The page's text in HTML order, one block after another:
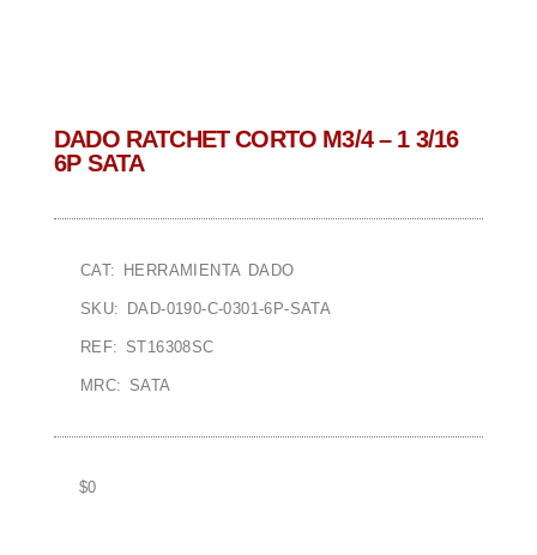
DADO RATCHET CORTO M3/4 – 1 3/16
6P SATA
CAT: HERRAMIENTA DADO
SKU: DAD-0190-C-0301-6P-SATA
REF: ST16308SC
MRC: SATA
$0